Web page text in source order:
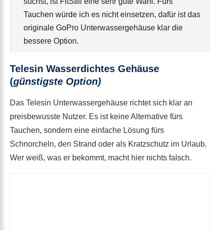
Tauchen würde ich es nicht einsetzen, dafür ist das
originale GoPro Unterwassergehäuse klar die
bessere Option.
Telesin Wasserdichtes Gehäuse
(günstigste Option)
Das Telesin Unterwassergehäuse richtet sich klar an
preisbewusste Nutzer. Es ist keine Alternative fürs
Tauchen, sondern eine einfache Lösung fürs
Schnorcheln, den Strand oder als Kratzschutz im Urlaub.
Wer weiß, was er bekommt, macht hier nichts falsch.